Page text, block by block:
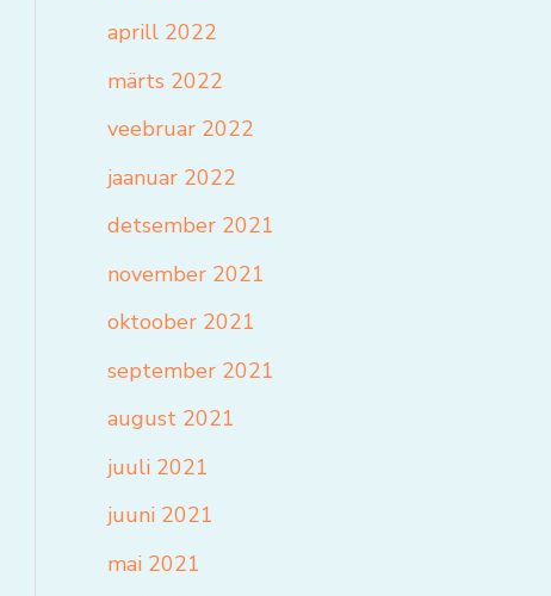
aprill 2022
märts 2022
veebruar 2022
jaanuar 2022
detsember 2021
november 2021
oktoober 2021
september 2021
august 2021
juuli 2021
juuni 2021
mai 2021